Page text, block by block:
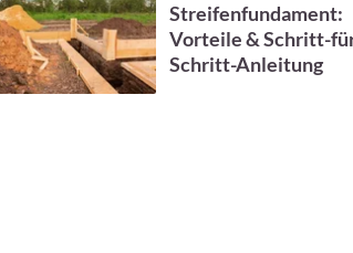
Streifenfundament:
Vorteile & Schritt-
Schritt-Anleitung